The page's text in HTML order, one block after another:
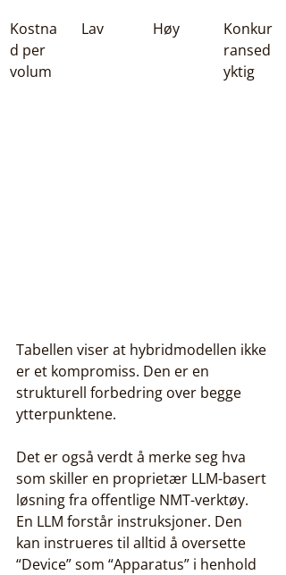
Kostna
d per
volum
Lav Høy
Konkur
ransed
yktig
Tabellen viser at hybridmodellen ikke
er et kompromiss. Den er en
strukturell forbedring over begge
ytterpunktene.
Det er også verdt å merke seg hva
som skiller en proprietær LLM-basert
løsning fra offentlige NMT-verktøy.
En LLM forstår instruksjoner. Den
kan instrueres til alltid å oversette
“Device” som “Apparatus” i henhold